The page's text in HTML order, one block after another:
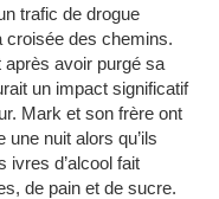
trafic de drogue
croisée des chemins.
après avoir purgé sa
un impact significatif
Mark et son frère ont
nuit alors qu’ils
ivres d’alcool fait
de pain et de sucre.